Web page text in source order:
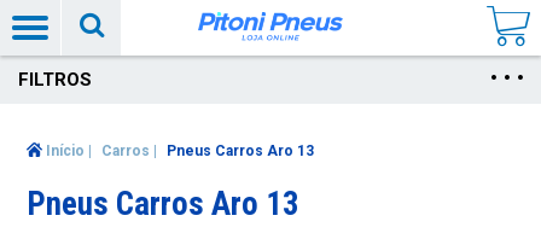
Início Carros Pneus Carros Aro 13
FILTROS
Pneus Carros Aro 13